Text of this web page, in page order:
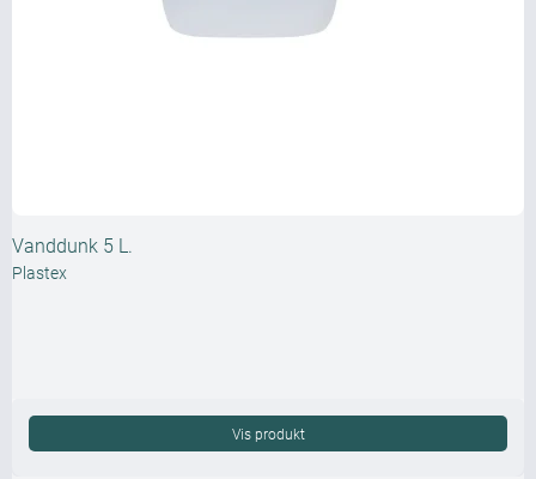
Vanddunk 5 L.
Plastex
Vis produkt